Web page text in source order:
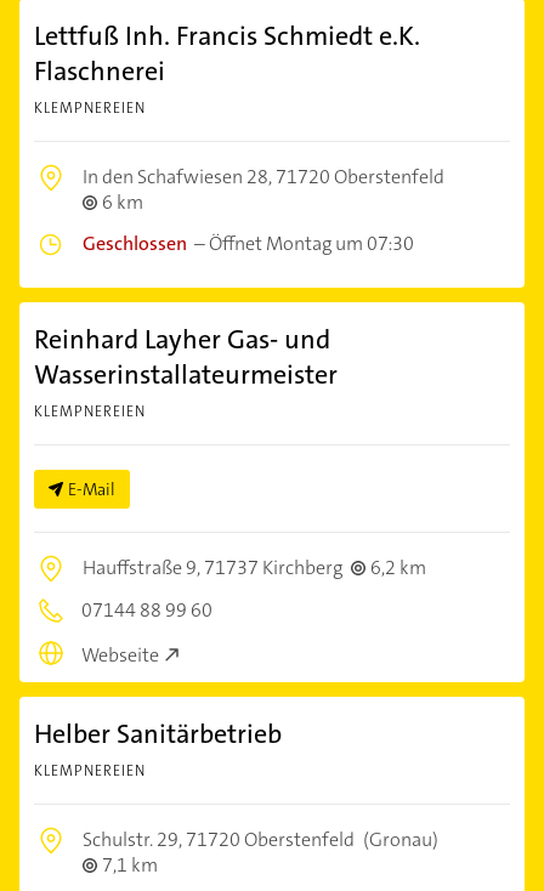
Lettfuß Inh. Francis Schmiedt e.K.
Flaschnerei
KLEMPNEREIEN
In den Schafwiesen 28,71720 Oberstenfeld
6 km
Geschlossen –Öffnet Montag um 07:30
Reinhard Layher Gas- und
Wasserinstallateurmeister
KLEMPNEREIEN
E-Mail
Hauffstraße 9,71737 Kirchberg
6,2 km
07144 88 99 60
Webseite
Helber Sanitärbetrieb
KLEMPNEREIEN
Schulstr. 29,71720 Oberstenfeld (Gronau)
7,1 km